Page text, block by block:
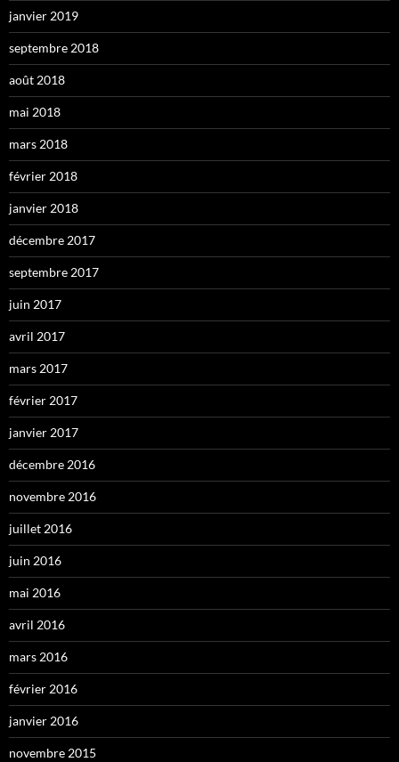
janvier 2019
septembre 2018
août 2018
mai 2018
mars 2018
février 2018
janvier 2018
décembre 2017
septembre 2017
juin 2017
avril 2017
mars 2017
février 2017
janvier 2017
décembre 2016
novembre 2016
juillet 2016
juin 2016
mai 2016
avril 2016
mars 2016
février 2016
janvier 2016
novembre 2015